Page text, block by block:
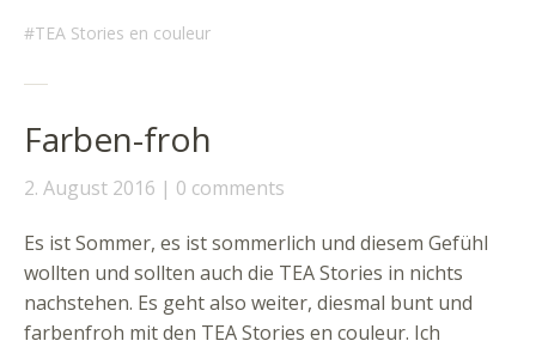
TEA Stories en couleur
Farben-froh
2. August 2016 0 comments
Es ist Sommer, es ist sommerlich und diesem Gefühl
wollten und sollten auch die TEA Stories in nichts
nachstehen. Es geht also weiter, diesmal bunt und
farbenfroh mit den TEA Stories en couleur. Ich